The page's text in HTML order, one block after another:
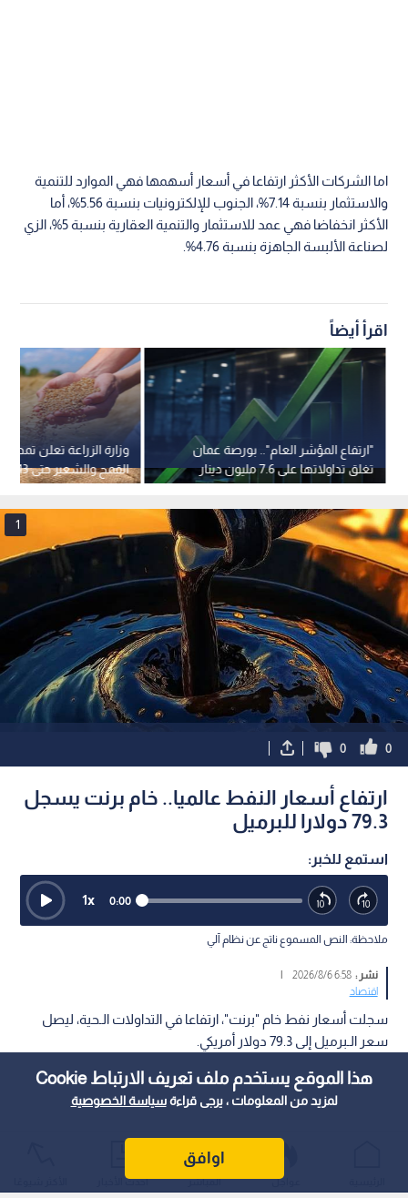
هذا الموقع يستخدم ملف تعريف الارتباط Cookie
لمزيد من المعلومات ، يرجى قراءةسياسة الخصوصية
اوافق
اما الشركات الأكثر ارتفاعا في أسعار أسهمها فهي الموارد للتنمية
والاستثمار بنسبة 7.14%، الجنوب للإلكترونيات بنسبة 5.56%، أما
الأكثر انخفاضا فهي عمد للاستثمار والتنمية العقارية بنسبة 5%، الزي
لصناعة الألبسة الجاهزة بنسبة 4.76%.
اقرأ أيضاً
وزارة الزراعة تعلن تمديد
القمح والشعير حتى 13 آب
"ارتفاع المؤشر العام".. بورصة عمان
تغلق تداولاتها على 7.6 مليون دينار
1
0
0
ارتفاع أسعار النفط عالميا.. خام برنت يسجل
79.3 دولارا للبرميل
استمع للخبر:
0:00
1x
ملاحظة: النص المسموع ناتج عن نظام آلي
نشر :6:58 2026/8/6
اقتصاد
سجلت أسعار نفط خام "برنت"، ارتفاعا في التداولات الـحية، ليصل
سعر الـبرميل إلى 79.3 دولار أمريكي.
عواجل المباشر أحدث الأخبار